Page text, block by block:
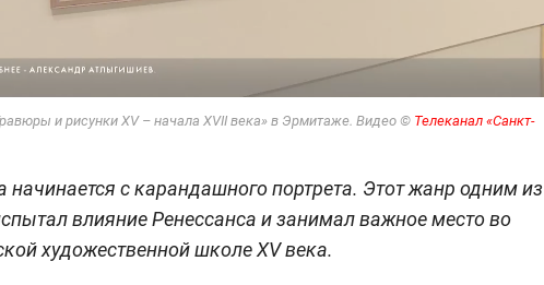
и рисунки XV – начала XVII века» в Эрмитаже. Видео © Телеканал «Санкт-
начинается с карандашного портрета. Этот жанр одним из
влияние Ренессанса и занимал важное место во
художественной школе XV века.